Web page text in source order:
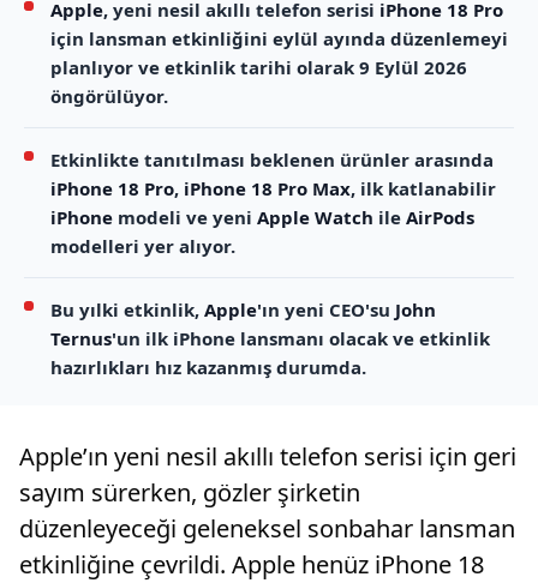
Apple, yeni nesil akıllı telefon serisi iPhone 18 Pro
için lansman etkinliğini eylül ayında düzenlemeyi
planlıyor ve etkinlik tarihi olarak 9 Eylül 2026
öngörülüyor.
Etkinlikte tanıtılması beklenen ürünler arasında
iPhone 18 Pro, iPhone 18 Pro Max, ilk katlanabilir
iPhone modeli ve yeni Apple Watch ile AirPods
modelleri yer alıyor.
Bu yılki etkinlik, Apple'ın yeni CEO'su John
Ternus'un ilk iPhone lansmanı olacak ve etkinlik
hazırlıkları hız kazanmış durumda.
Apple’ın yeni nesil akıllı telefon serisi için geri
sayım sürerken, gözler şirketin
düzenleyeceği geleneksel sonbahar lansman
etkinliğine çevrildi. Apple henüz iPhone 18